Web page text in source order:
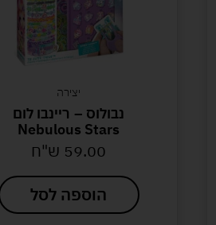
נבולוס – ריינבו לום
Nebulous Stars
59.00 ש"ח
הוספה לסל